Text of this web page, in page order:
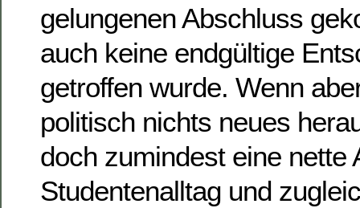
gelungenen Abschluss
auch keine endgültige
getroffen wurde. Wenn
politisch nichts neues
doch zumindest eine nette
Studentenalltag und